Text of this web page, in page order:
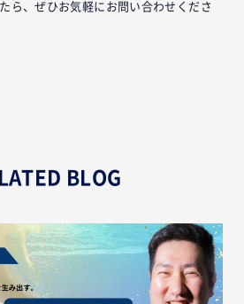
ら、ぜひお気軽にお問い合わせくださ
BLOG